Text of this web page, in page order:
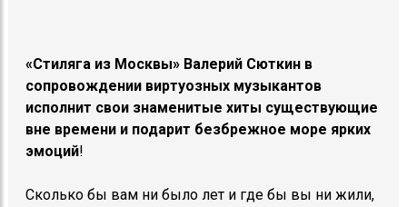
«Стиляга из Москвы» Валерий Сюткин в
сопровождении виртуозных музыкантов
исполнит свои знаменитые хиты существующие
вне времени и подарит безбрежное море ярких
эмоций!
Сколько бы вам ни было лет и где бы вы ни жили,